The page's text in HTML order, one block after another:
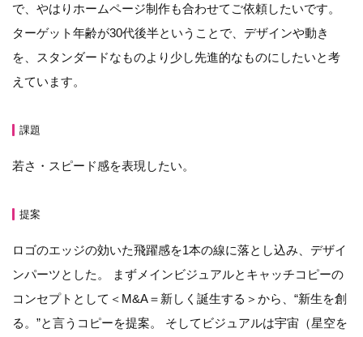
で、やはりホームページ制作も合わせてご依頼したいです。
ターゲット年齢が30代後半ということで、デザインや動き
を、スタンダードなものより少し先進的なものにしたいと考
えています。
課題
若さ・スピード感を表現したい。
提案
ロゴのエッジの効いた飛躍感を1本の線に落とし込み、デザイ
ンパーツとした。 まずメインビジュアルとキャッチコピーの
コンセプトとして＜M&A＝新しく誕生する＞から、“新生を創
る。”と言うコピーを提案。 そしてビジュアルは宇宙（星空を